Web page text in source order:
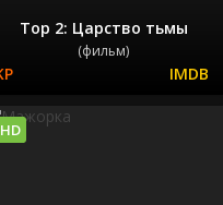
Тор 2: Царство тьмы
(фильм)
HD